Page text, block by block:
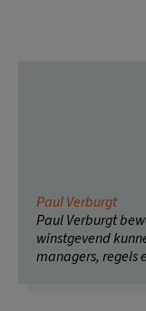
Paul Verburgt
Paul Verburgt
winstgevend
managers,